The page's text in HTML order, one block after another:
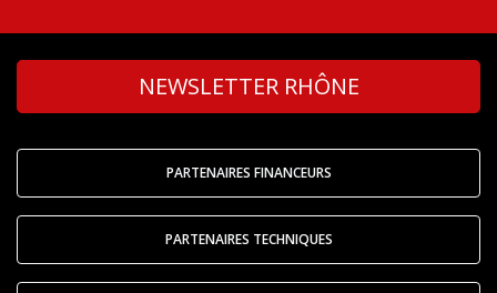
NEWSLETTER RHÔNE
PARTENAIRES FINANCEURS
PARTENAIRES TECHNIQUES